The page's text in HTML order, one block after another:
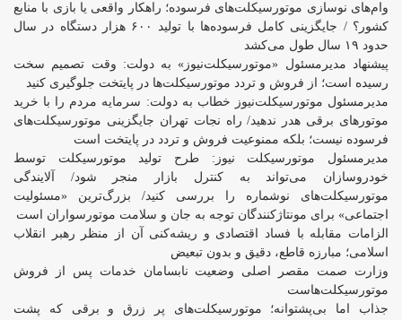
وام‌های نوسازی موتورسیکلت‌های فرسوده؛ راهکار واقعی یا بازی با منابع
کشور؟ / جایگزینی کامل فرسوده‌ها با تولید ۶۰۰ هزار دستگاه در سال
حدود ۱۹ سال طول می‌کشد
پیشنهاد مدیرمسئول «موتورسیکلت‌نیوز» به دولت: وقت تصمیم سخت
رسیده است؛ از فروش و تردد موتورسیکلت‌ها در پایتخت جلوگیری کنید
مدیرمسئول موتورسیکلت‌نیوز خطاب به دولت: سرمایه مردم را با خرید
موتورهای برقی هدر ندهید/ راه نجات تهران جایگزینی موتورسیکلت‌های
فرسوده نیست؛ بلکه ممنوعیت فروش و تردد در پایتخت است
مدیرمسئول موتورسیکلت نیوز: طرح تولید موتورسیکلت توسط
خودروسازان می‌تواند به کنترل بازار منجر شود/ آلایندگی
موتورسیکلت‌های نوشماره را بررسی کنید/ بزرگ‌ترین «مسئولیت
اجتماعی» برای مونتاژکنندگان توجه به جان و سلامت موتورسواران است
الزامات مقابله با فساد اقتصادی و ریشه‌کنی آن از منظر رهبر انقلاب
اسلامی؛ مبارزه قاطع، دقیق و بدون تبعیض
وزارت صمت مقصر اصلی وضعیت نابسامان خدمات پس از فروش
موتورسیکلت‌هاست
جذاب اما بی‌پشتوانه؛ موتورسیکلت‌های پر زرق‌ و برقی که پشت